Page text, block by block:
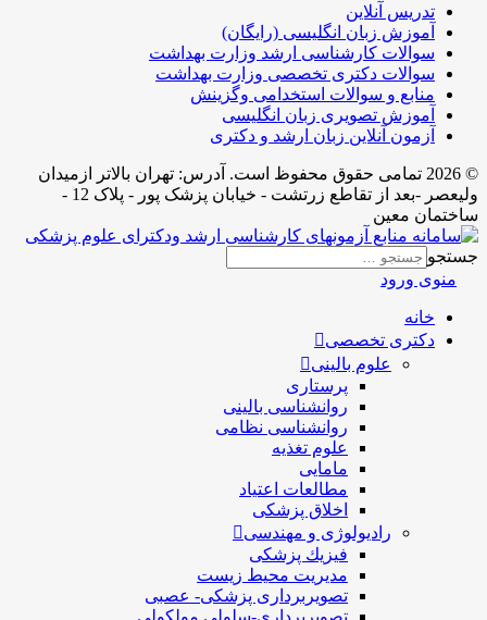
تدریس آنلاین
آموزش زبان انگلیسی (رایگان)
سوالات کارشناسی ارشد وزارت بهداشت
سوالات دکتری تخصصی وزارت بهداشت
منابع و سوالات استخدامی وگزینش
آموزش تصویری زبان انگلیسی
آزمون آنلاین زبان ارشد و دکتری
© 2026 تمامی حقوق محفوظ است. آدرس:‌ تهران بالاتر ازمیدان
ولیعصر -بعد از تقاطع زرتشت - خیابان پزشک پور - پلاک 12 -
ساختمان معین
جستجو
منوی ورود
خانه
دکتری تخصصی
علوم بالینی
پرستاری
روانشناسی بالینی
روانشناسی نظامی
علوم تغذیه
مامایی
مطالعات اعتیاد
اخلاق پزشکی
رادیولوژی و مهندسی
فيزيك پزشکی
مدیریت محیط زیست
تصویربرداری پزشکی- عصبی
تصویربرداری-سلولی مولکولی